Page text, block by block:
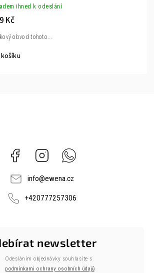
ihned k odeslání
Kč
obvod tohoto...
Facebook Instagram
info@ewena.cz
+420777257306
newsletter
Odesláním objednávky souhlasíte s
podmínkami ochrany osobních údajů